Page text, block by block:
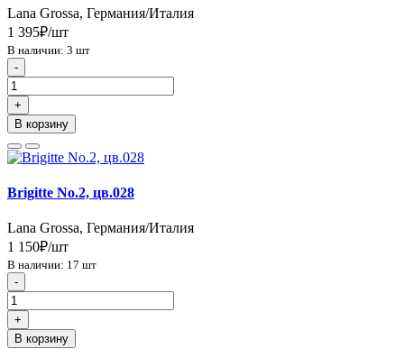
Lana Grossa, Германия/Италия
1 395₽/шт
В наличии: 3 шт
-
+
В корзину
Brigitte No.2, цв.028
Lana Grossa, Германия/Италия
1 150₽/шт
В наличии: 17 шт
-
+
В корзину